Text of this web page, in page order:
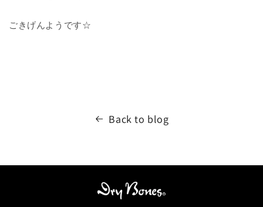
ごきげんようです☆
Back to blog